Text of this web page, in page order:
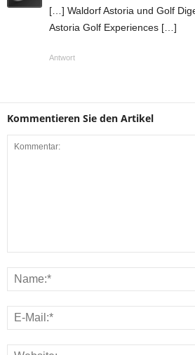
[…] Waldorf Astoria und Golf
Astoria Golf Experiences […]
Antwort
Kommentieren Sie den Artikel